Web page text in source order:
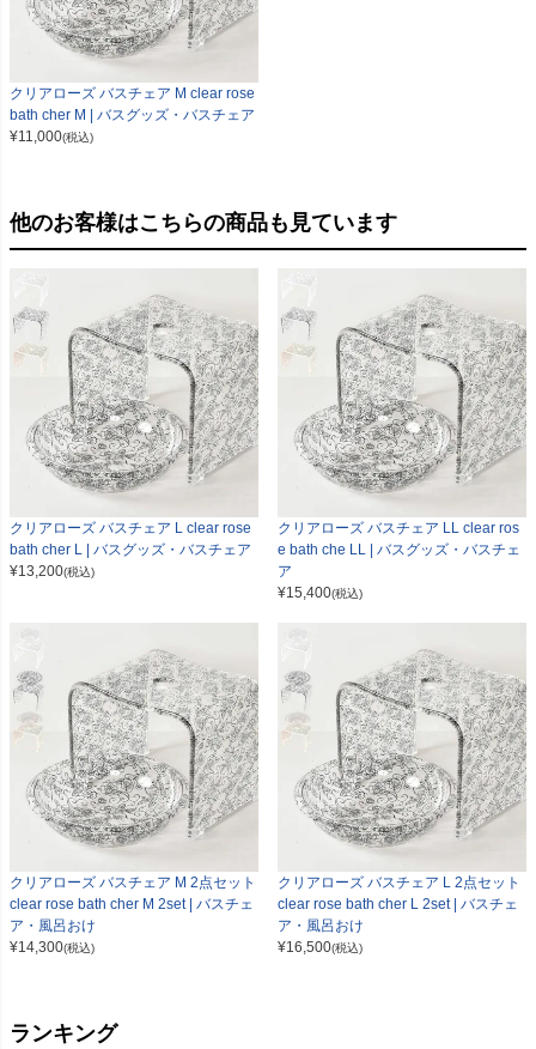
クリアローズ バスチェア M clear rose
bath cher M | バスグッズ・バスチェア
¥11,000(税込)
他のお客様はこちらの商品も見ています
クリアローズ バスチェア L clear rose
bath cher L | バスグッズ・バスチェア
¥13,200(税込)
クリアローズ バスチェア LL clear ros
e bath che LL | バスグッズ・バスチェ
ア
¥15,400(税込)
クリアローズ バスチェア M 2点セット
clear rose bath cher M 2set | バスチェ
ア・風呂おけ
¥14,300(税込)
クリアローズ バスチェア L 2点セット
clear rose bath cher L 2set | バスチェ
ア・風呂おけ
¥16,500(税込)
ランキング